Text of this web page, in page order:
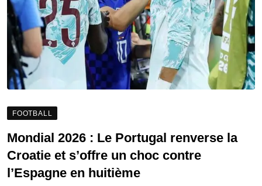
FOOTBALL
Mondial 2026 : Le Portugal renverse la
Croatie et s’offre un choc contre
l’Espagne en huitième